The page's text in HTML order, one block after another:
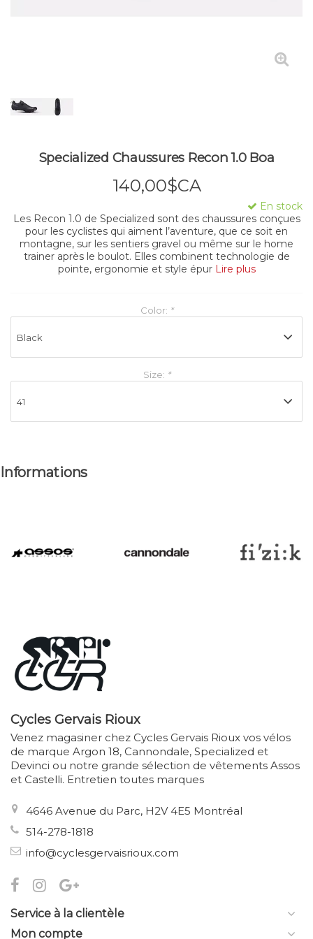
Specialized Chaussures Recon 1.0 Boa
140,00$CA
En stock
Les Recon 1.0 de Specialized sont des chaussures conçues
pour les cyclistes qui aiment l’aventure, que ce soit en
montagne, sur les sentiers gravel ou même sur le home
trainer après le boulot. Elles combinent technologie de
pointe, ergonomie et style épur Lire plus
Color: *
Size: *
Informations
Cycles Gervais Rioux
Venez magasiner chez Cycles Gervais Rioux vos vélos
de marque Argon 18, Cannondale, Specialized et
Devinci ou notre grande sélection de vêtements Assos
et Castelli. Entretien toutes marques
4646 Avenue du Parc, H2V 4E5 Montréal
514-278-1818
info@cyclesgervaisrioux.com
Service à la clientèle
Mon compte